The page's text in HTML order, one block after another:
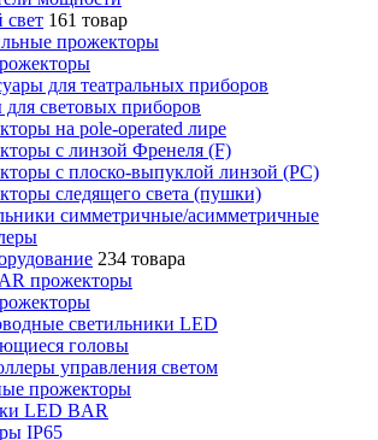
свет 161 товар
прожекторы
для театральных приборов
световых приборов
на pole-operated лире
с линзой Френеля (F)
с плоско-выпуклой линзой (PC)
следящего света (пушки)
симметричные/асимметричные
234 товара
прожекторы
светильники LED
головы
управления светом
прожекторы
LED BAR
IP65